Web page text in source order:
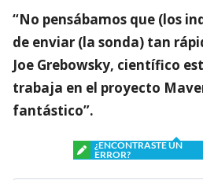
“No pensábamos que (los
de enviar (la sonda) tan
Joe Grebowsky, científico
trabaja en el proyecto
fantástico”.
¿ENCONTRASTE UN
ERROR?